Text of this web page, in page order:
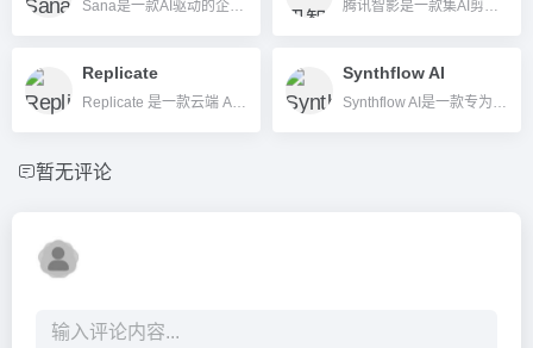
Sana是一款AI驱动的企业级学习与知识管理平台，帮助企业高效创建、个性化并管理内部知识和培训，显著提升员工成长和组织协作效率。 腾讯智影是一款集AI剪辑、智能配音、数字人、字幕识别和文章转视频等于一体的全能在线视频创作平台。
Replicate
Replicate 是一款云端 AI 模型推理平台，方便企业和开发者快速集成 AI 服务。
Synthflow AI
Synthflow AI是一款专为企业打造的AI语音自动化平台，提供端到端AI语音座席和无代码流程设计，助力企业高效自动化电话服务与业务集成。
暂无评论